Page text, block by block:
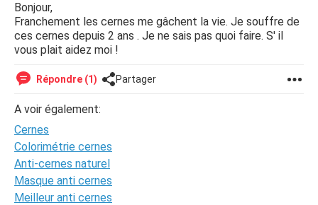
Bonjour,
Franchement les cernes me gâchent la vie. Je souffre de
ces cernes depuis 2 ans . Je ne sais pas quoi faire. S' il
vous plait aidez moi !
Répondre (1) Partager
A voir également:
Cernes
Colorimétrie cernes
Anti-cernes naturel
Masque anti cernes
Meilleur anti cernes